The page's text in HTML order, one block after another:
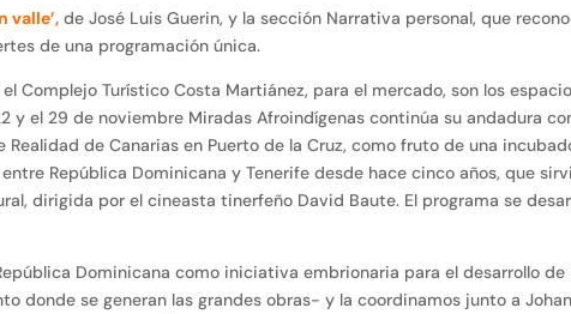
valle’, de José Luis Guerin, y la sección Narrativa personal, que
de una programación única.
Complejo Turístico Costa Martiánez, para el mercado, son los
y el 29 de noviembre Miradas Afroindígenas continúa su andadura
de Canarias en Puerto de la Cruz, como fruto de una
República Dominicana y Tenerife desde hace cinco años, que
dirigida por el cineasta tinerfeño David Baute. El programa se
Dominicana como iniciativa embrionaria para el desarrollo de
donde se generan las grandes obras- y la coordinamos junto a